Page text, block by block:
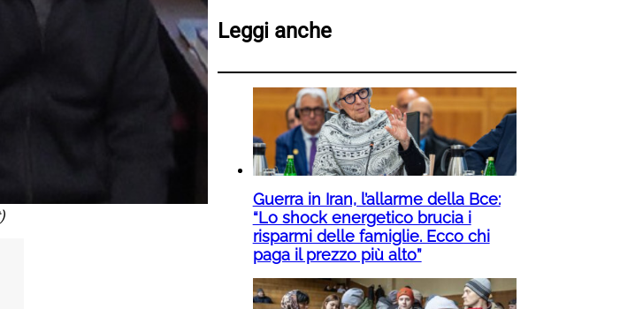
Leggi anche
Guerra in Iran, l’allarme della Bce:
“Lo shock energetico brucia i
risparmi delle famiglie. Ecco chi
paga il prezzo più alto”